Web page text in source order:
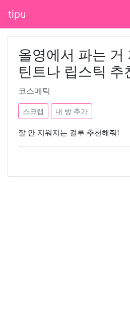
tipu
올영에서 파는 거
틴트나 립스틱 추
코스메틱
스크랩 내 방 추가
잘 안 지워지는 걸루 추천해줘!